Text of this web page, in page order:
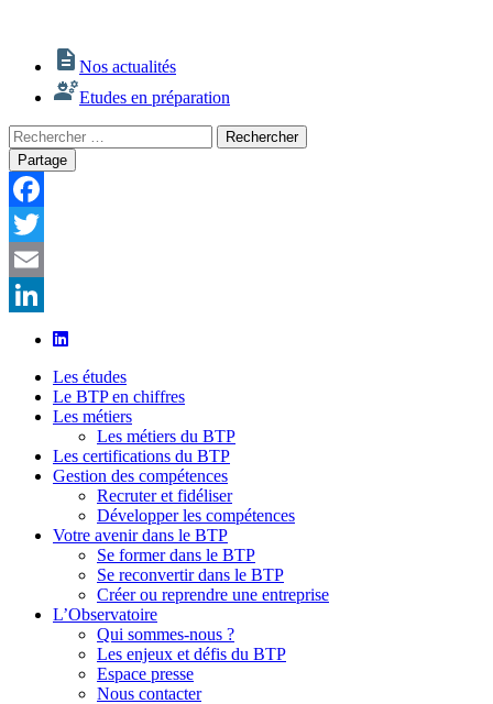
Nos actualités
Etudes en préparation
Rechercher
:
Rechercher
Partage
Facebook
Twitter
Email
LinkedIn
Les études
Le BTP en chiffres
Les métiers
Les métiers du BTP
Les certifications du BTP
Gestion des compétences
Recruter et fidéliser
Développer les compétences
Votre avenir dans le BTP
Se former dans le BTP
Se reconvertir dans le BTP
Créer ou reprendre une entreprise
L’Observatoire
Qui sommes-nous ?
Les enjeux et défis du BTP
Espace presse
Nous contacter